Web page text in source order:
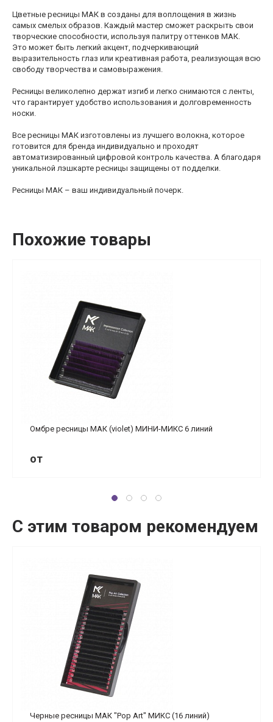
Цветные ресницы МАК в созданы для воплощения в жизнь
самых смелых образов. Каждый мастер сможет раскрыть свои
творческие способности, используя палитру оттенков МАК.
Это может быть легкий акцент, подчеркивающий
выразительность глаз или креативная работа, реализующая всю
свободу творчества и самовыражения.
Ресницы великолепно держат изгиб и легко снимаются с ленты,
что гарантирует удобство использования и долговременность
носки.
Все ресницы МАК изготовлены из лучшего волокна, которое
готовится для бренда индивидуально и проходят
автоматизированный цифровой контроль качества. А благодаря
уникальной лэшкарте ресницы защищены от подделки.
Ресницы МАК – ваш индивидуальный почерк.
Похожие товары
Омбре ресницы МАК (violet) МИНИ-МИКС 6 линий
от
С этим товаром рекомендуем
Черные ресницы МАК "Pop Art" МИКС (16 линий)